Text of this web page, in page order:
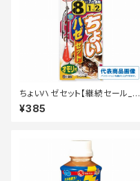
ちょいハゼセット【継続セール_仕
掛】
¥385